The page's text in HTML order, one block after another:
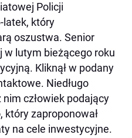
Policji
latek, który
oszustwa. Senior
lutym bieżącego roku
Kliknął w podany
Niedługo
człowiek podający
który zaproponował
na cele inwestycyjne.